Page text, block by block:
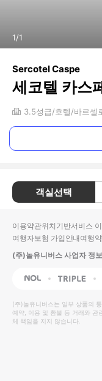
1/1
Sercotel Caspe
세코텔 카스
3.5성급 호텔 바르셀
객실선택
이용약관위치기반서비스
여행자보험 가입안내여행
(주)놀유니버스 사업자 정보
NOL Triple
(주)놀유니버스는 일부 상품의
예약, 이용 및 환불 등 거래와 관
체 책임을 지지 않습니다.